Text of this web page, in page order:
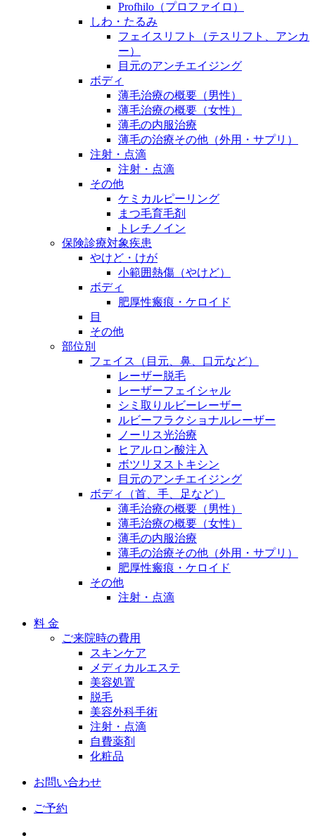
Profhilo（プロファイロ）
しわ・たるみ
フェイスリフト（テスリフト、アンカ
ー）
目元のアンチエイジング
ボディ
薄毛治療の概要（男性）
薄毛治療の概要（女性）
薄毛の内服治療
薄毛の治療その他（外用・サプリ）
注射・点滴
注射・点滴
その他
ケミカルピーリング
まつ毛育毛剤
トレチノイン
保険診療対象疾患
やけど・けが
小範囲熱傷（やけど）
ボディ
肥厚性瘢痕・ケロイド
目
その他
部位別
フェイス（目元、鼻、口元など）
レーザー脱毛
レーザーフェイシャル
シミ取りルビーレーザー
ルビーフラクショナルレーザー
ノーリス光治療
ヒアルロン酸注入
ボツリヌストキシン
目元のアンチエイジング
ボディ（首、手、足など）
薄毛治療の概要（男性）
薄毛治療の概要（女性）
薄毛の内服治療
薄毛の治療その他（外用・サプリ）
肥厚性瘢痕・ケロイド
その他
注射・点滴
料 金
ご来院時の費用
スキンケア
メディカルエステ
美容処置
脱毛
美容外科手術
注射・点滴
自費薬剤
化粧品
お問い合わせ
ご予約